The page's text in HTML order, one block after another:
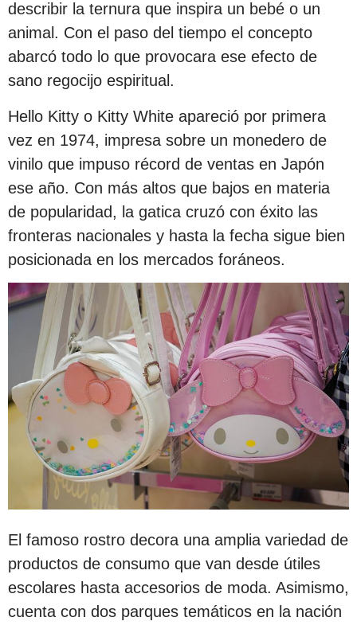
describir la ternura que inspira un bebé o un
animal. Con el paso del tiempo el concepto
abarcó todo lo que provocara ese efecto de
sano regocijo espiritual.
Hello Kitty o Kitty White apareció por primera
vez en 1974, impresa sobre un monedero de
vinilo que impuso récord de ventas en Japón
ese año. Con más altos que bajos en materia
de popularidad, la gatica cruzó con éxito las
fronteras nacionales y hasta la fecha sigue bien
posicionada en los mercados foráneos.
El famoso rostro decora una amplia variedad de
productos de consumo que van desde útiles
escolares hasta accesorios de moda. Asimismo,
cuenta con dos parques temáticos en la nación